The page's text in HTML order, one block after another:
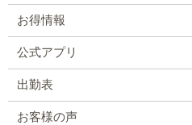
お得情報
公式アプリ
出勤表
お客様の声